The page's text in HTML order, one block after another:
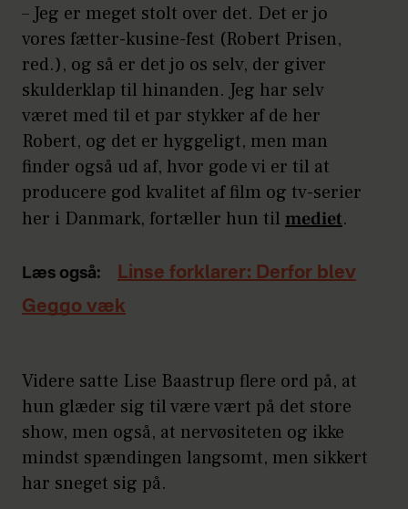
– Jeg er meget stolt over det. Det er jo
vores fætter-kusine-fest (Robert Prisen,
red.), og så er det jo os selv, der giver
skulderklap til hinanden. Jeg har selv
været med til et par stykker af de her
Robert, og det er hyggeligt, men man
finder også ud af, hvor gode vi er til at
producere god kvalitet af film og tv-serier
her i Danmark, fortæller hun til mediet.
Læs også:
Linse forklarer: Derfor blev
Geggo væk
Videre satte Lise Baastrup flere ord på, at
hun glæder sig til være vært på det store
show, men også, at nervøsiteten og ikke
mindst spændingen langsomt, men sikkert
har sneget sig på.